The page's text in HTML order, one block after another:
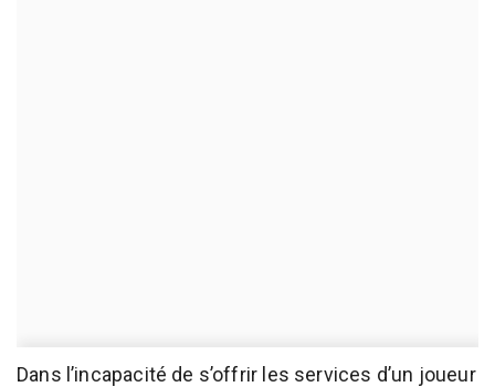
Dans l’incapacité de s’offrir les services d’un joueur